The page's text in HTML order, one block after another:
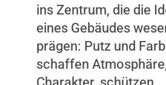
Zustimmung dazu
haben. Durch das
des Inhalts,
Marketing-
ins Zentrum, die die
eines Gebäudes
prägen: Putz und
schaffen